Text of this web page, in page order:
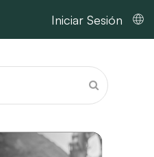
Iniciar Sesión
Enviar